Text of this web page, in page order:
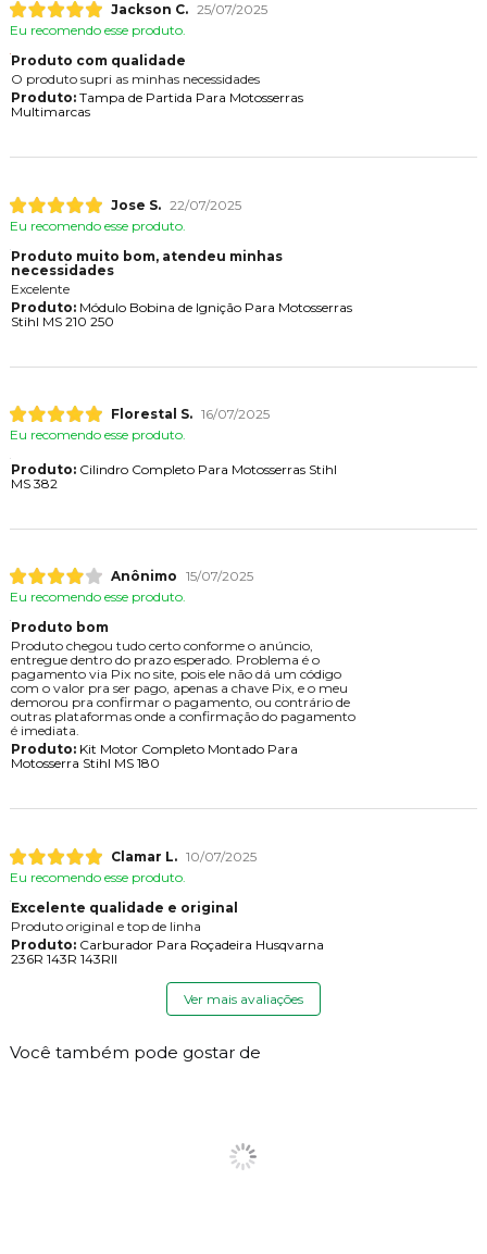
Jackson C. 25/07/2025
Eu recomendo esse produto.
Produto com qualidade
O produto supri as minhas necessidades
Produto:Tampa de Partida Para Motosserras
Multimarcas
Jose S. 22/07/2025
Eu recomendo esse produto.
Produto muito bom, atendeu minhas
necessidades
Excelente
Produto:Módulo Bobina de Ignição Para Motosserras
Stihl MS 210 250
Florestal S. 16/07/2025
Eu recomendo esse produto.
Produto:Cilindro Completo Para Motosserras Stihl
MS 382
Anônimo 15/07/2025
Eu recomendo esse produto.
Produto bom
Produto chegou tudo certo conforme o anúncio,
entregue dentro do prazo esperado. Problema é o
pagamento via Pix no site, pois ele não dá um código
com o valor pra ser pago, apenas a chave Pix, e o meu
demorou pra confirmar o pagamento, ou contrário de
outras plataformas onde a confirmação do pagamento
é imediata.
Produto:Kit Motor Completo Montado Para
Motosserra Stihl MS 180
Clamar L. 10/07/2025
Eu recomendo esse produto.
Excelente qualidade e original
Produto original e top de linha
Produto:Carburador Para Roçadeira Husqvarna
236R 143R 143RII
Ver mais avaliações
Você também pode gostar de